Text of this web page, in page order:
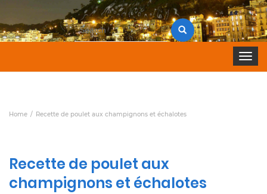
Search
for:
Toggle
Home Recette de poulet aux champignons et échalotes
Recette de poulet aux
champignons et échalotes